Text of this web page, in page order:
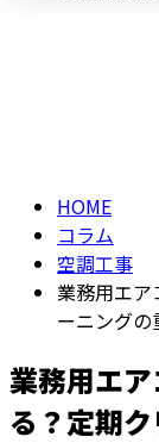
HOME
コラム
空調工事
業務用エア
ーニングの
業務用エ
る？定期